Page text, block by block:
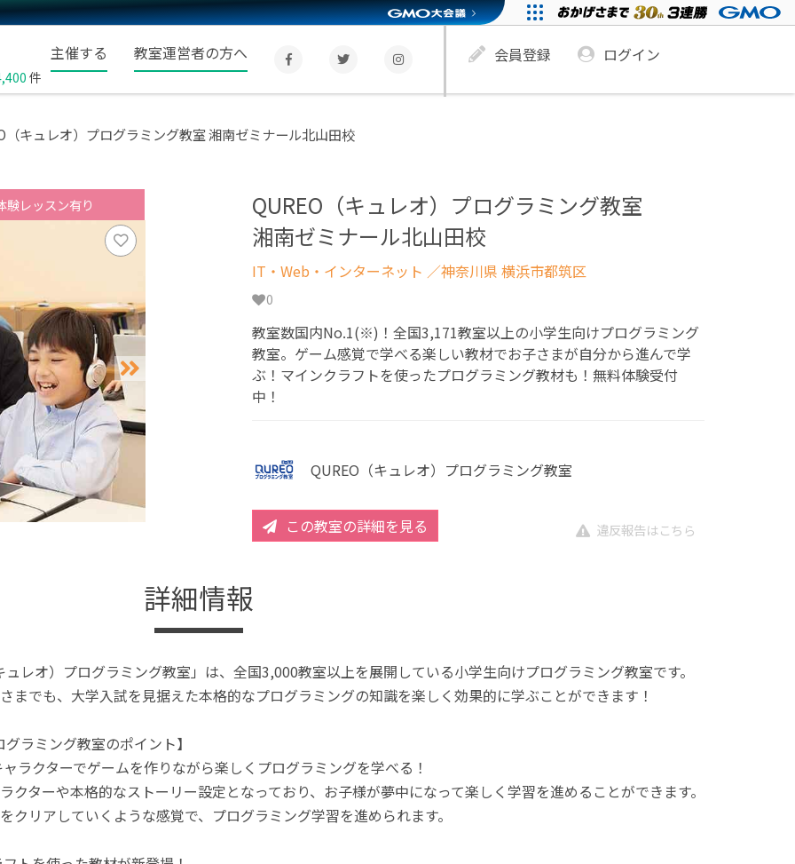
件
主催する 教室運営者の方へ 会員登録 ログイン
（キュレオ）プログラミング教室 湘南ゼミナール北山田校
験レッスン有り
QUREO（キュレオ）プログラミング教室
湘南ゼミナール北山田校
IT・Web・インターネット ／神奈川県 横浜市都筑区
0
教室数国内No.1(※)！全国3,171教室以上の小学生向けプログラミング
教室。ゲーム感覚で学べる楽しい教材でお子さまが自分から進んで学
ぶ！マインクラフトを使ったプログラミング教材も！無料体験受付
中！
QUREO（キュレオ）プログラミング教室
この教室の詳細を見る 違反報告はこちら
詳細情報
ュレオ）プログラミング教室」は、全国3,000教室以上を展開している小学生向けプログラミング教室です。
までも、大学入試を見据えた本格的なプログラミングの知識を楽しく効果的に学ぶことができます！
グラミング教室のポイント】
ラクターでゲームを作りながら楽しくプログラミングを学べる！
クターや本格的なストーリー設定となっており、お子様が夢中になって楽しく学習を進めることができます。
クリアしていくような感覚で、プログラミング学習を進められます。